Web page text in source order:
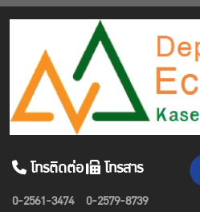
โทรติดต่อ
0-2561-3474
โทรสาร
0-2579-8739